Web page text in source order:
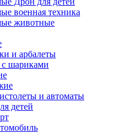
военная техника
животные
и арбалеты
с шариками
и автоматы
детей